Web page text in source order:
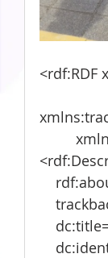
<rdf:RDF